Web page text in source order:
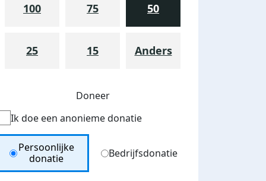
100 75 50
25 15 Anders
Doneer
Ik doe een anonieme donatie
Type
Persoonlijke
donatie
Bedrijfsdonatie